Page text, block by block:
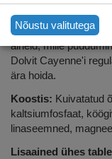
Sisaldab hoolikalt
mineraalaineid,
aineid, mille
Dolvit Cayenne'i
ära hoida.
Koostis: Kuivatatud
kaltsiumfosfaat,
linaseemned,
Lisaained ühes
Nõustu valitutega